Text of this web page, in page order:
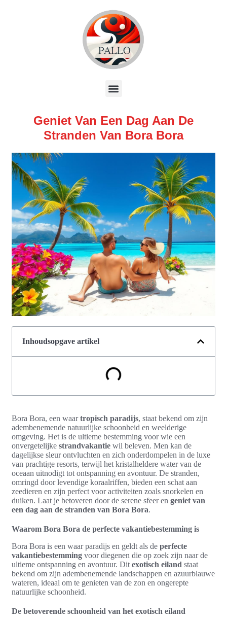
Geniet Van Een Dag Aan De
Stranden Van Bora Bora
Inhoudsopgave artikel
Bora Bora, een waartropisch paradijs, staat bekend om zijn
adembenemende natuurlijke schoonheid en weelderige
omgeving. Het is de ultieme bestemming voor wie een
onvergetelijke strandvakantie wil beleven. Men kan de
dagelijkse sleur ontvluchten en zich onderdompelen in de luxe
van prachtige resorts, terwijl het kristalheldere water van de
oceaan uitnodigt tot ontspanning en avontuur. De stranden,
omringd door levendige koraalriffen, bieden een schat aan
zeedieren en zijn perfect voor activiteiten zoals snorkelen en
duiken. Laat je betoveren door de serene sfeer en geniet van
een dag aan de stranden van Bora Bora.
Waarom Bora Bora de perfecte vakantiebestemming is
Bora Bora is een waar paradijs en geldt als de perfecte
vakantiebestemming voor diegenen die op zoek zijn naar de
ultieme ontspanning en avontuur. Dit exotisch eiland staat
bekend om zijn adembenemende landschappen en azuurblauwe
wateren, ideaal om te genieten van de zon en ongerepte
natuurlijke schoonheid.
De betoverende schoonheid van het exotisch eiland